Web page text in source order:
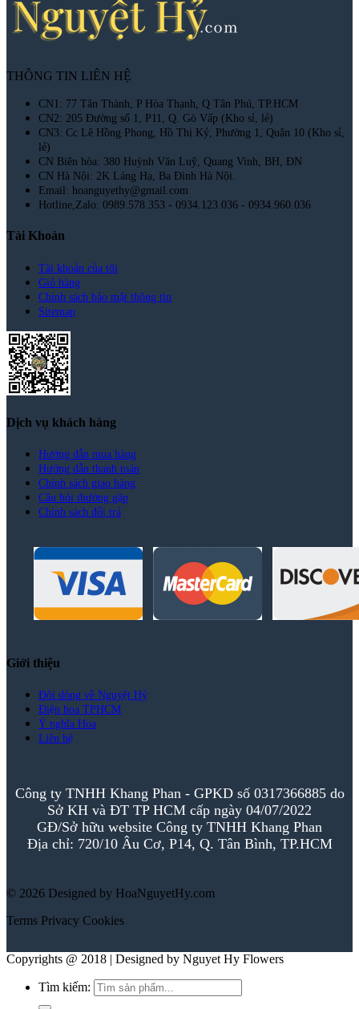
THÔNG TIN LIÊN HỆ
CN1: 77 Tân Thành, P Hòa Thạnh, Q Tân Phú, TP.HCM
CN2: 205 Đường số 1, P11, Q. Gò Vấp (Kho sỉ, lẻ)
CN3: Cc Lê Hồng Phong, Hồ Thị Kỷ, Phường 1, Quận 10 (Kho sỉ,
lẻ)
CN Biên hòa: 380 Huỳnh Văn Luỹ, Quang Vinh, BH, ĐN
CN Hà Nội: 2K Láng Hạ, Ba Đình Hà Nội.
Email: hoanguyethy@gmail.com
Hotline,Zalo: 0989.578.353 - 0934.123.036 - 0934.960.036
Tài Khoản
Tài khoản của tôi
Giỏ hàng
Chính sách bảo mật thông tin
Sitemap
Dịch vụ khách hàng
Hướng dẫn mua hàng
Hướng dẫn thanh toán
Chính sách giao hàng
Câu hỏi thường gặp
Chính sách đổi trả
Giới thiệu
Đôi dòng về Nguyệt Hỷ
Điện hoa TPHCM
Ý nghĩa Hoa
Liên hệ
Công ty TNHH Khang Phan - GPKD số 0317366885 do
Sở KH và ĐT TP HCM cấp ngày 04/07/2022
GĐ/Sở hữu website Công ty TNHH Khang Phan
Địa chỉ: 720/10 Âu Cơ, P14, Q. Tân Bình, TP.HCM
© 2026 Designed by HoaNguyetHy.com
Terms Privacy Cookies
Copyrights @ 2018 | Designed by Nguyet Hy Flowers
Tìm kiếm: